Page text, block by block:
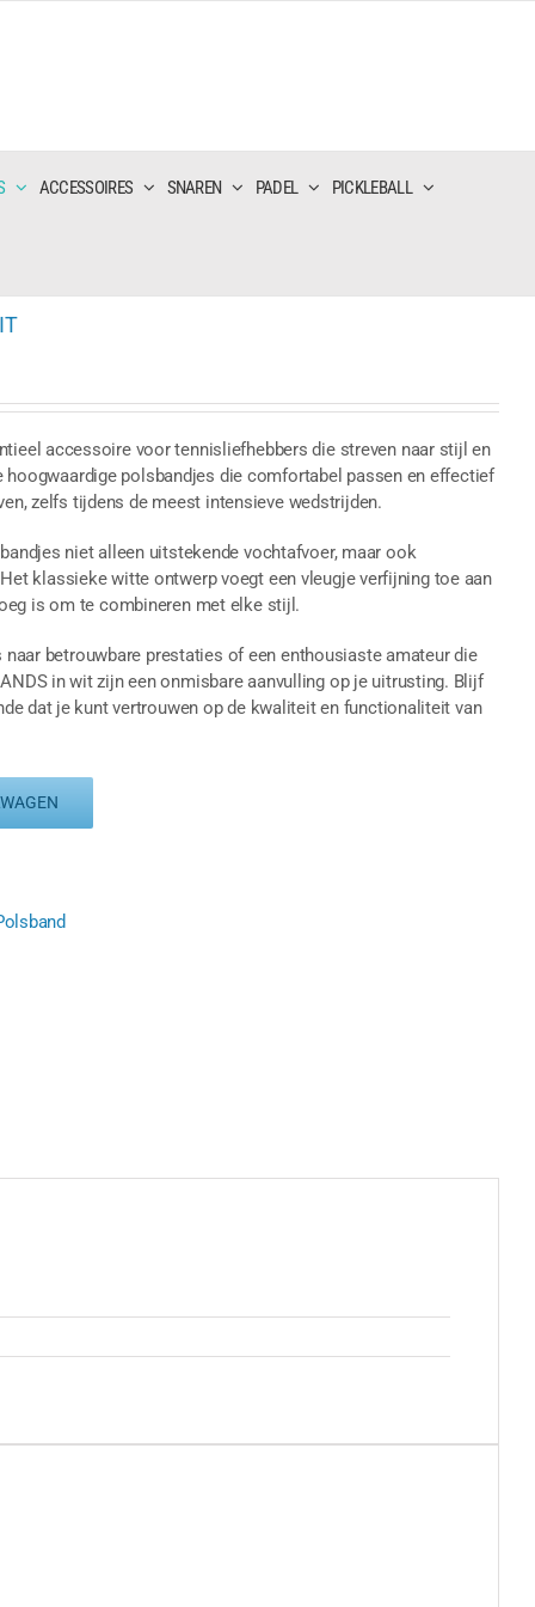
ACCESSOIRES SNAREN PADEL PICKLEBALL
accessoire voor tennisliefhebbers die streven naar stijl en
polsbandjes die comfortabel passen en effectief
zelfs tijdens de meest intensieve wedstrijden.
niet alleen uitstekende vochtafvoer, maar ook
klassieke witte ontwerp voegt een vleugje verfijning toe aan
is om te combineren met elke stijl.
betrouwbare prestaties of een enthousiaste amateur die
in wit zijn een onmisbare aanvulling op je uitrusting. Blijf
dat je kunt vertrouwen op de kwaliteit en functionaliteit van